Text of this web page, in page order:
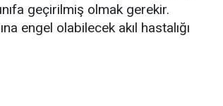
geçirilmiş olmak gerekir.
engel olabilecek akıl hastalığı